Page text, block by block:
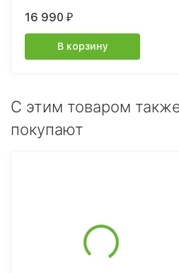
16 990 ₽
В корзину
C этим товаром
покупают